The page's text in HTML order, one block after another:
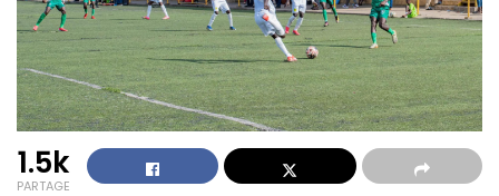
1.5k
PARTAGE